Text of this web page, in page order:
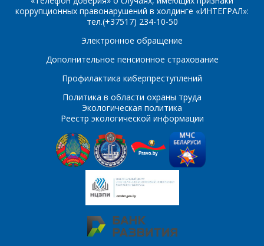
CD4023BN;К1561ЛА9 CD4025AN
CD4025BD;ЭКФ1561ЛЕ10 CD4025BN;К1561ЛЕ10
CD4027BN;К1561ТВ1
CD4028AN
CD4028BN;КФ1561ИД1 CD4029AN
CD4029BD;ЭКФ1561ИЕ14 CD4029BN;К1561ИЕ14
CD4030AN CD4030BD;ЭКФ1561ЛП2
CD4030BN;К1561ЛП2
CD4035BD;ЭКФ1561ИР9 CD4035BN;К1561ИР9
коррупционных правонарушений в холдинге «ИНТЕГРАЛ»:
тел.(+37517) 234-10-50
Электронное обращение
Дополнительное пенсионное страхование
Профилактика киберпреступлений
Политика в области охраны труда
Экологическая политика
Реестр экологической информации